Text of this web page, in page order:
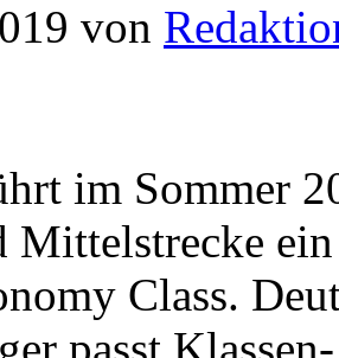
von
im Sommer
Mittelstrecke
Class.